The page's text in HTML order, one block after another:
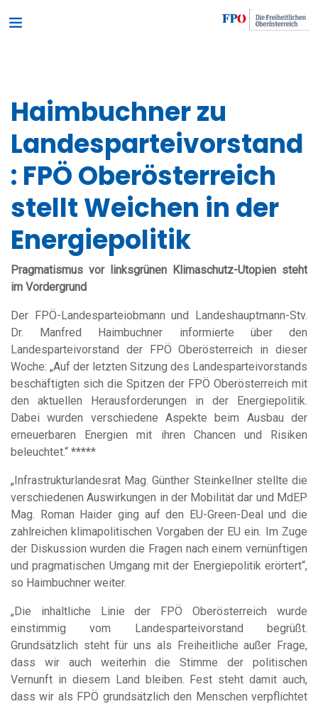
Haimbuchner zu
Landesparteivorstand
: FPÖ Oberösterreich
stellt Weichen in der
Energiepolitik
Pragmatismus vor linksgrünen Klimaschutz-Utopien steht
im Vordergrund
Der FPÖ-Landesparteiobmann und Landeshauptmann-Stv.
Dr. Manfred Haimbuchner informierte über den
Landesparteivorstand der FPÖ Oberösterreich in dieser
Woche: „Auf der letzten Sitzung des Landesparteivorstands
beschäftigten sich die Spitzen der FPÖ Oberösterreich mit
den aktuellen Herausforderungen in der Energiepolitik.
Dabei wurden verschiedene Aspekte beim Ausbau der
erneuerbaren Energien mit ihren Chancen und Risiken
beleuchtet.“ *****
„Infrastrukturlandesrat Mag. Günther Steinkellner stellte die
verschiedenen Auswirkungen in der Mobilität dar und MdEP
Mag. Roman Haider ging auf den EU-Green-Deal und die
zahlreichen klimapolitischen Vorgaben der EU ein. Im Zuge
der Diskussion wurden die Fragen nach einem vernünftigen
und pragmatischen Umgang mit der Energiepolitik erörtert“,
so Haimbuchner weiter.
„Die inhaltliche Linie der FPÖ Oberösterreich wurde
einstimmig vom Landesparteivorstand begrüßt.
Grundsätzlich steht für uns als Freiheitliche außer Frage,
dass wir auch weiterhin die Stimme der politischen
Vernunft in diesem Land bleiben. Fest steht damit auch,
dass wir als FPÖ grundsätzlich den Menschen verpflichtet